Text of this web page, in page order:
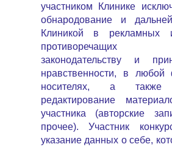
участником Клинике
обнародование и
Клиникой в
противоречащих
законодательству и
нравственности, в
носителях, а также
редактирование
участника (авторские
прочее). Участник
указание данных о себе,